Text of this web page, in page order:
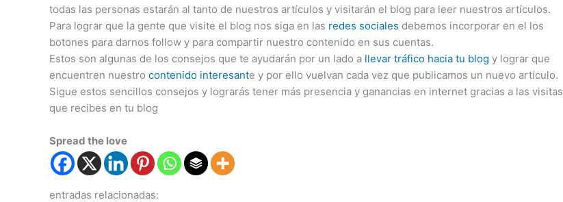
todas las personas estarán al tanto de nuestros artículos y visitarán el blog para leer nuestros artículos.
Para lograr que la gente que visite el blog nos siga en las redes sociales debemos incorporar en el los
botones para darnos follow y para compartir nuestro contenido en sus cuentas.
Estos son algunas de los consejos que te ayudarán por un lado a llevar tráfico hacia tu blog y lograr que
encuentren nuestro contenido interesante y por ello vuelvan cada vez que publicamos un nuevo artículo.
Sigue estos sencillos consejos y lograrás tener más presencia y ganancias en internet gracias a las visitas
que recibes en tu blog
Spread the love
entradas relacionadas: